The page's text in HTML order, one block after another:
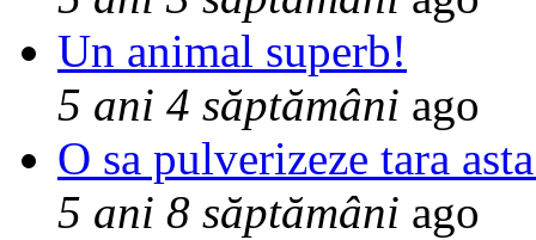
Un animal superb!
5 ani 4 săptămâni ago
O sa pulverizeze tara
5 ani 8 săptămâni ago